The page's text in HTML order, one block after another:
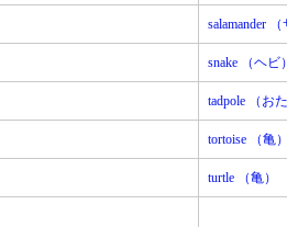
salamander
snake （ヘビ）
tadpole （お
tortoise （亀）
turtle （亀）